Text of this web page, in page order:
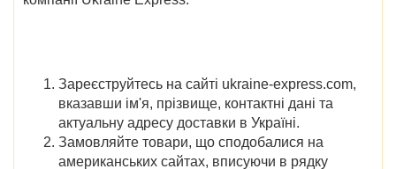
Зареєструйтесь на сайті ukraine-express.com,
вказавши ім'я, прізвище, контактні дані та
актуальну адресу доставки в Україні.
Замовляйте товари, що сподобалися на
американських сайтах, вписуючи в рядку